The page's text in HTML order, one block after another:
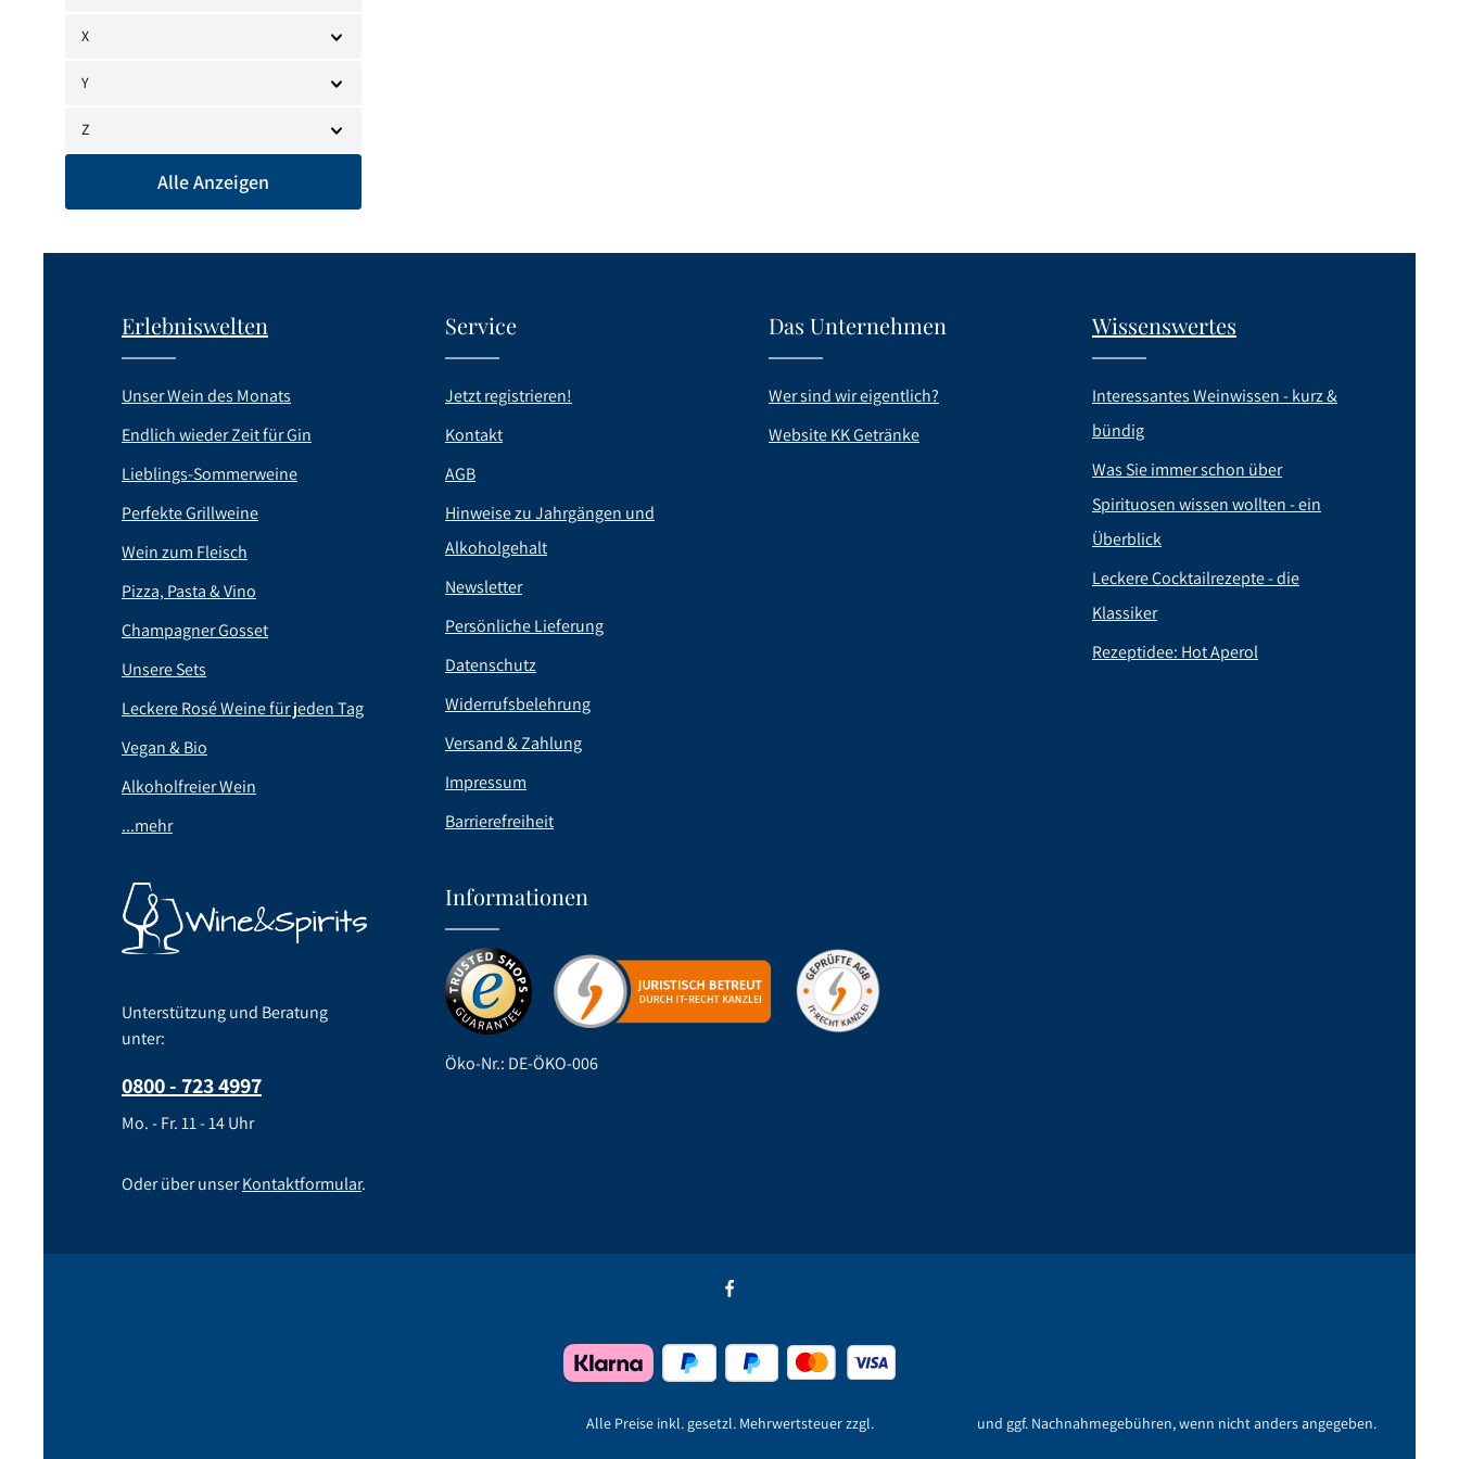
X
Y
Z
Alle Anzeigen
Erlebniswelten
Unser Wein des Monats
Endlich wieder Zeit für Gin
Lieblings-Sommerweine
Perfekte Grillweine
Wein zum Fleisch
Pizza, Pasta & Vino
Champagner Gosset
Unsere Sets
Leckere Rosé Weine für jeden Tag
Vegan & Bio
Alkoholfreier Wein
...mehr
Service
Jetzt registrieren!
Kontakt
AGB
Hinweise zu Jahrgängen und
Alkoholgehalt
Newsletter
Persönliche Lieferung
Datenschutz
Widerrufsbelehrung
Versand & Zahlung
Impressum
Barrierefreiheit
Das Unternehmen
Wer sind wir eigentlich?
Website KK Getränke
Wissenswertes
Interessantes Weinwissen - kurz &
bündig
Was Sie immer schon über
Spirituosen wissen wollten - ein
Überblick
Leckere Cocktailrezepte - die
Klassiker
Rezeptidee: Hot Aperol
Unterstützung und Beratung
unter:
0800 - 723 4997
Mo. - Fr. 11 - 14 Uhr
Oder über unserKontaktformular.
Informationen
Öko-Nr.: DE-ÖKO-006
Alle Preise inkl. gesetzl. Mehrwertsteuer zzgl. und ggf. Nachnahmegebühren, wenn nicht anders angegeben.